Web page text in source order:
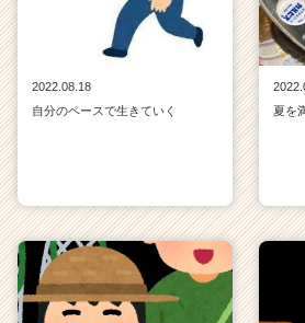
2022.08.18
自分のペースで生きていく
夏を